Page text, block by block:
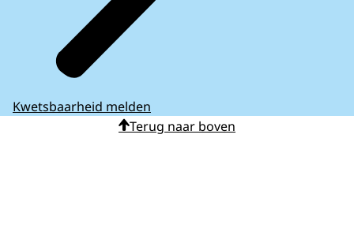
Kwetsbaarheid melden
Terug naar boven